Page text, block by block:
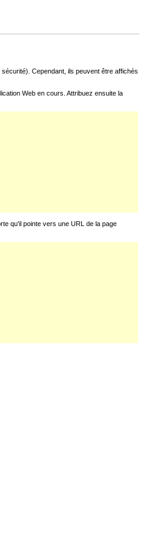
Cependant, ils peuvent être affichés
Web en cours. Attribuez ensuite la
qu'il pointe vers une URL de la page